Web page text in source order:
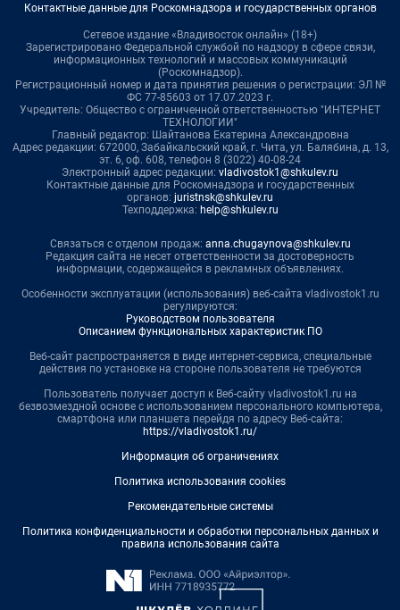
Контактные данные для Роскомнадзора и государственных органов
Сетевое издание «Владивосток онлайн» (18+)
Зарегистрировано Федеральной службой по надзору в сфере связи,
информационных технологий и массовых коммуникаций
(Роскомнадзор).
Регистрационный номер и дата принятия решения о регистрации: ЭЛ №
ФС 77-85603 от 17.07.2023 г.
Учредитель: Общество с ограниченной ответственностью "ИНТЕРНЕТ
ТЕХНОЛОГИИ"
Главный редактор: Шайтанова Екатерина Александровна
Адрес редакции: 672000, Забайкальский край, г. Чита, ул. Балябина, д. 13,
эт. 6, оф. 608, телефон 8 (3022) 40-08-24
Электронный адрес редакции: vladivostok1@shkulev.ru
Контактные данные для Роскомнадзора и государственных
органов: juristnsk@shkulev.ru
Техподдержка: help@shkulev.ru
Связаться с отделом продаж: anna.chugaynova@shkulev.ru
Редакция сайта не несет ответственности за достоверность
информации, содержащейся в рекламных объявлениях.
Особенности эксплуатации (использования) веб-сайта vladivostok1.ru
регулируются:
Руководством пользователя
Описанием функциональных характеристик ПО
Веб-сайт распространяется в виде интернет-сервиса, специальные
действия по установке на стороне пользователя не требуются
Пользователь получает доступ к Веб-сайту vladivostok1.ru на
безвозмездной основе с использованием персонального компьютера,
смартфона или планшета перейдя по адресу Веб-сайта:
https://vladivostok1.ru/
Информация об ограничениях
Политика использования cookies
Рекомендательные системы
Политика конфиденциальности и обработки персональных данных и
правила использования сайта